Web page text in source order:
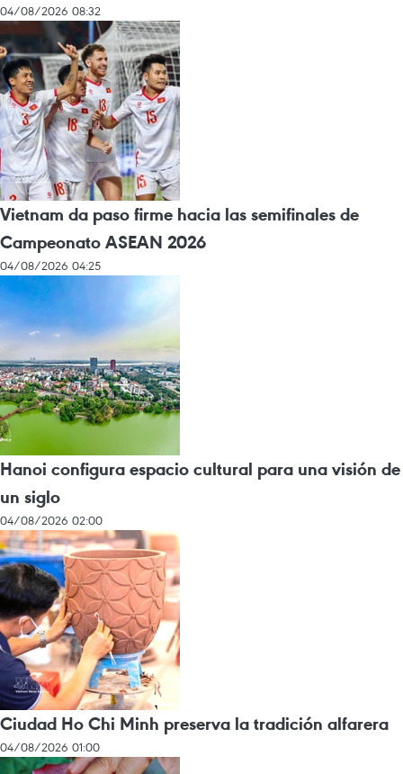
04/08/2026 08:32
Vietnam da paso firme hacia las semifinales de
Campeonato ASEAN 2026
04/08/2026 04:25
Hanoi configura espacio cultural para una visión de
un siglo
04/08/2026 02:00
Ciudad Ho Chi Minh preserva la tradición alfarera
04/08/2026 01:00